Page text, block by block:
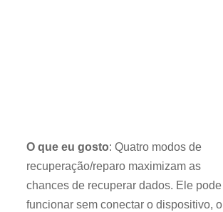
O que eu gosto: Quatro modos de
recuperação/reparo maximizam as
chances de recuperar dados. Ele pode
funcionar sem conectar o dispositivo, o